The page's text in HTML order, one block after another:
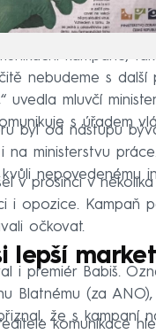
kampaně,
nebudeme s
uvedla mluvčí
s úřadem
byl od nástupu
na ministerstvu
nepovedenému
v prosinci v
i opozice. Kampaň
očkovat.
lepší
i premiér Babiš.
Blatnému (za
že s kampaní
komunikace